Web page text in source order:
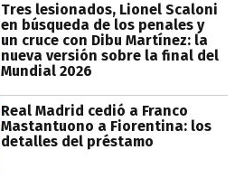
Tres lesionados, Lionel Scaloni
en búsqueda de los penales y
un cruce con Dibu Martínez: la
nueva versión sobre la final del
Mundial 2026
Real Madrid cedió a Franco
Mastantuono a Fiorentina: los
detalles del préstamo